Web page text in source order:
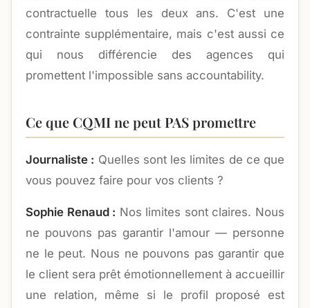
contractuelle tous les deux ans. C'est une
contrainte supplémentaire, mais c'est aussi ce
qui nous différencie des agences qui
promettent l'impossible sans accountability.
Ce que CQMI ne peut PAS promettre
Journaliste : Quelles sont les limites de ce que
vous pouvez faire pour vos clients ?
Sophie Renaud : Nos limites sont claires. Nous
ne pouvons pas garantir l'amour — personne
ne le peut. Nous ne pouvons pas garantir que
le client sera prêt émotionnellement à accueillir
une relation, même si le profil proposé est